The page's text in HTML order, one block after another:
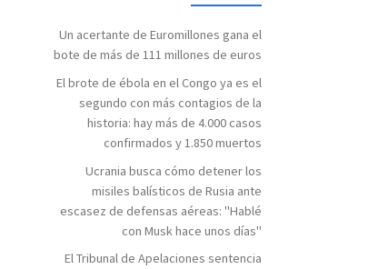
Un acertante de Euromillones gana el
bote de más de 111 millones de euros
El brote de ébola en el Congo ya es el
segundo con más contagios de la
historia: hay más de 4.000 casos
confirmados y 1.850 muertos
Ucrania busca cómo detener los
misiles balísticos de Rusia ante
escasez de defensas aéreas: "Hablé
con Musk hace unos días"
El Tribunal de Apelaciones sentencia